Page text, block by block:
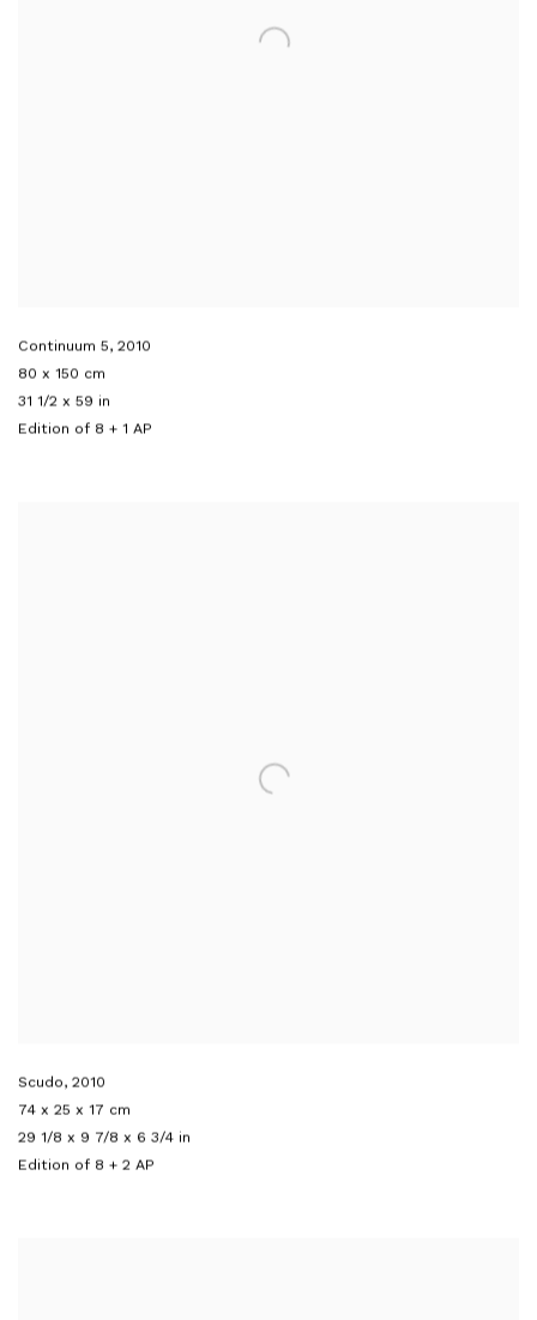
Continuum 5, 2010
80 x 150 cm
31 1/2 x 59 in
Edition of 8 + 1 AP
Scudo, 2010
74 x 25 x 17 cm
29 1/8 x 9 7/8 x 6 3/4 in
Edition of 8 + 2 AP